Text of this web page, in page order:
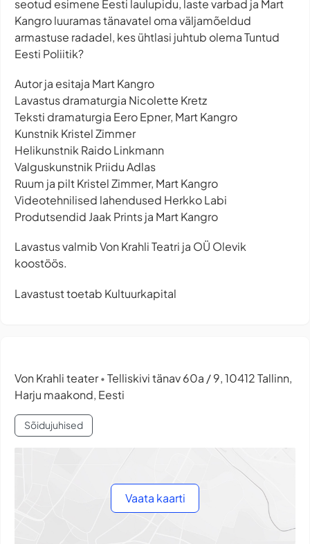
seotud esimene Eesti laulupidu, laste varbad ja Mart
Kangro luuramas tänavatel oma väljamõeldud
armastuse radadel, kes ühtlasi juhtub olema Tuntud
Eesti Poliitik?
Autor ja esitaja Mart Kangro
Lavastus dramaturgia Nicolette Kretz
Teksti dramaturgia Eero Epner, Mart Kangro
Kunstnik Kristel Zimmer
Helikunstnik Raido Linkmann
Valguskunstnik Priidu Adlas
Ruum ja pilt Kristel Zimmer, Mart Kangro
Videotehnilised lahendused Herkko Labi
Produtsendid Jaak Prints ja Mart Kangro
Lavastus valmib Von Krahli Teatri ja OÜ Olevik
koostöös.
Lavastust toetab Kultuurkapital
Von Krahli teater• Telliskivi tänav 60a / 9, 10412 Tallinn,
Harju maakond, Eesti
Sõidujuhised
Vaata kaarti